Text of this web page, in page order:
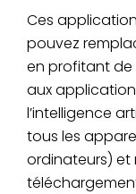
Media.io
Ces
pouvez
en profitant
aux
l’intelligence
tous les
ordinateurs) et